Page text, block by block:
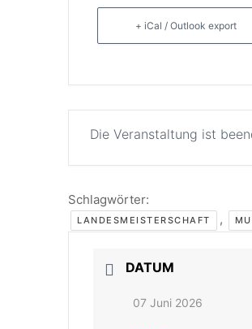
+ iCal / Outlook export
Die Veranstaltung ist
Schlagwörter:
LANDESMEISTERSCHAFT ,
DATUM
07 Juni 2026